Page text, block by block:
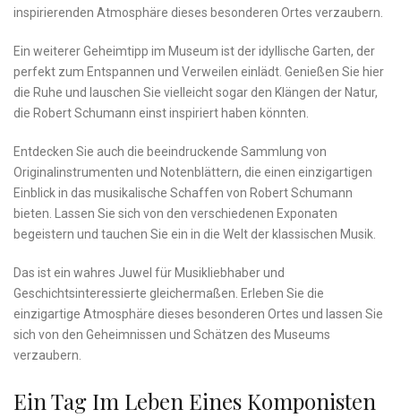
inspirierenden⁣ Atmosphäre dieses ‍besonderen Ortes ​verzaubern.
Ein‌ weiterer Geheimtipp im Museum ‍ist der idyllische Garten,⁣ der
perfekt zum⁤ Entspannen und Verweilen einlädt. Genießen Sie hier‌
die Ruhe ⁤und lauschen Sie vielleicht sogar ⁤den ⁣Klängen ⁢der Natur,
die Robert ​Schumann⁣ einst‌ inspiriert haben könnten.
Entdecken⁤ Sie​ auch die beeindruckende ​Sammlung von
⁢Originalinstrumenten und Notenblättern, die einen einzigartigen
Einblick in das musikalische Schaffen von Robert Schumann
bieten. Lassen ⁢Sie sich von ⁣den verschiedenen ⁢Exponaten
begeistern ⁢und tauchen Sie⁤ ein in die‌ Welt der⁤ klassischen ⁣Musik.
Das ist ein wahres‍ Juwel ‍für Musikliebhaber und‍
Geschichtsinteressierte gleichermaßen. Erleben Sie⁤ die
einzigartige Atmosphäre dieses ⁣besonderen Ortes ⁤und ‍lassen Sie
sich​ von den​ Geheimnissen ‍und ‌Schätzen des ‌Museums
verzaubern.
Ein Tag Im Leben Eines Komponisten